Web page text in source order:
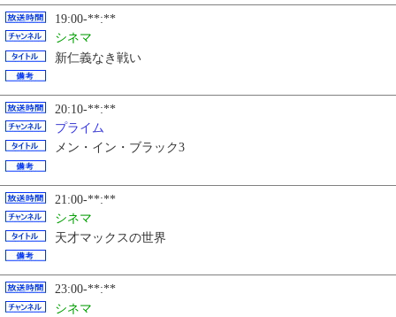
19:00-**:**
シネマ
新仁義なき戦い
20:10-**:**
プライム
メン・イン・ブラック3
21:00-**:**
シネマ
天才マックスの世界
23:00-**:**
シネマ